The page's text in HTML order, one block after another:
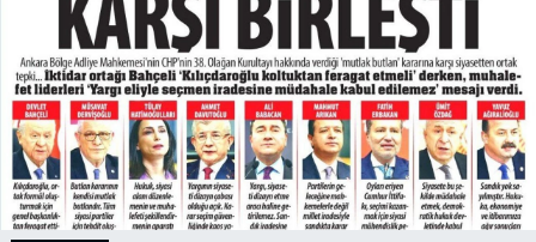
NOSTALJİ
KULİS
YAZARLAR
DİNİ